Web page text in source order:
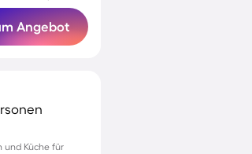
Angebot
und Küche für